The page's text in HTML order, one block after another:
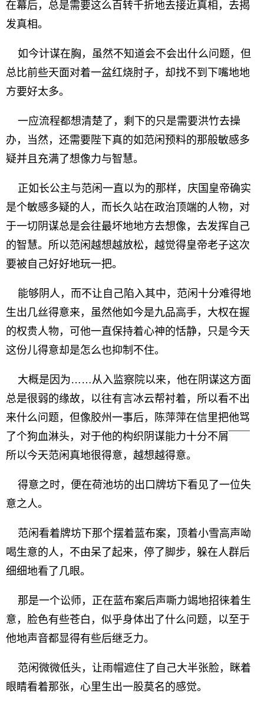
在幕后，总是需要这么百转千折地去接近真相，去揭
发真相。
如今计谋在胸，虽然不知道会不会出什么问题，但
总比前些天面对着一盆红烧肘子，却找不到下嘴地地
方要好太多。
一应流程都想清楚了，剩下的只是需要洪竹去操
办，当然，还需要陛下真的如范闲预料的那般敏感多
疑并且充满了想像力与智慧。
正如长公主与范闲一直以为的那样，庆国皇帝确实
是个敏感多疑的人，而长久站在政治顶端的人物，对
于一切阴谋总是会往最坏地地方去想像，去发挥自己
的智慧。所以范闲越想越放松，越觉得皇帝老子这次
要被自己好好地玩一把。
能够阴人，而不让自己陷入其中，范闲十分难得地
生出几丝得意来，虽然他如今是九品高手，大权在握
的权贵人物，可他一直保持着心神的恬静，只是今天
这份儿得意却是怎么也抑制不住。
大概是因为……从入监察院以来，他在阴谋这方面
总是很弱的缘故，以往有言冰云帮衬着，所以看不出
来什么问题，但像胶州一事后，陈萍萍在信里把他骂
了个狗血淋头，对于他的构织阴谋能力十分不屑￣￣
所以今天范闲真地很得意，越想越得意。
得意之时，便在荷池坊的出口牌坊下看见了一位失
意之人。
范闲看着牌坊下那个摆着蓝布案，顶着小雪高声呦
喝生意的人，不由呆了起来，停了脚步，躲在人群后
细细地看了几眼。
那是一个讼师，正在蓝布案后声嘶力竭地招徕着生
意，脸色有些苍白，似乎身体出了什么问题，以至于
他地声音都显得有些后继乏力。
范闲微微低头，让雨帽遮住了自己大半张脸，眯着
眼睛看着那张，心里生出一股莫名的感觉。